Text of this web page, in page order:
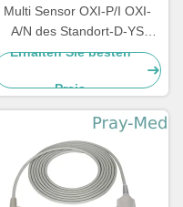
Multi Sensor OXI-P/I OXI-
A/N des Standort-D-YS
Kurzschluss-SpO2/Jacke der
Erhalten Sie besten
Preis